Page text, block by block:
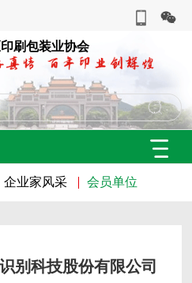
刷包装业协会
企业家风采 会员单位
别科技股份有限公司